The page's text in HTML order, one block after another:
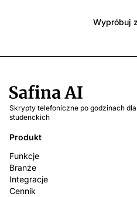
Wypróbuj
Skrypty telefoniczne po godzinach
studenckich
Produkt
Funkcje
Branże
Integracje
Cennik